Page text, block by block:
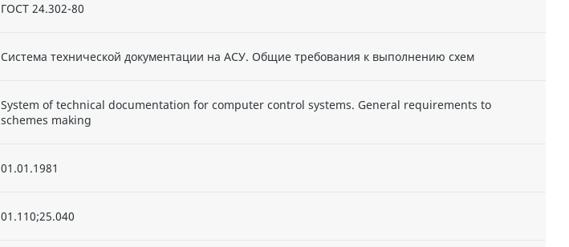
ГОСТ 24.302-80
Система технической документации на АСУ. Общие требования к выполнению схем
System of technical documentation for computer control systems. General requirements to
schemes making
01.01.1981
01.110;25.040